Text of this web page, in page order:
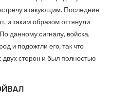
атакующим. Последние
и таким образом оттянули
данному сигналу, войска,
и подожгли его, так что
двух сторон и был полностью